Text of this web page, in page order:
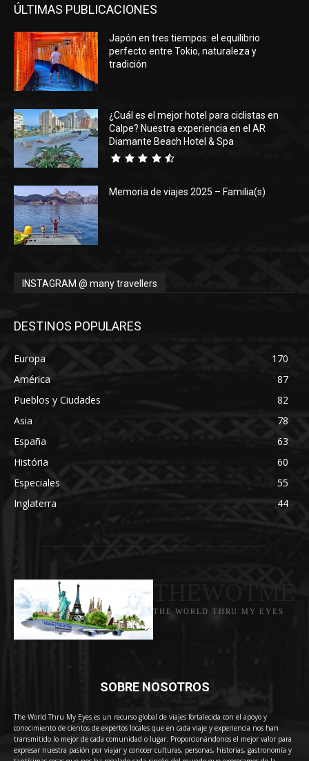
ÚLTIMAS PUBLICACIONES
Japón en tres tiempos: el equilibrio
perfecto entre Tokio, naturaleza y
tradición
¿Cuál es el mejor hotel para ciclistas en
Calpe? Nuestra experiencia en el AR
Diamante Beach Hotel & Spa
Memoria de viajes 2025 – Familia(s)
INSTAGRAM @ many travellers
DESTINOS POPULARES
Europa
170
América
87
Pueblos y Ciudades
82
Asia
78
España
63
História
60
Especiales
55
Inglaterra
44
THE WORLD THRU MY EYES
SOBRE NOSOTROS
The World Thru My Eyes es un recurso global de viajes fortalecida con el apoyo y
conocimiento de cientos de expertos locales que en cada viaje y experiencia nos han
transmitido lo mejor de cada comunidad o lugar. Proporcionándonos el mejor valor para
expresar nuestra pasión por viajar y conocer culturas, personas, historias, gastronomía y